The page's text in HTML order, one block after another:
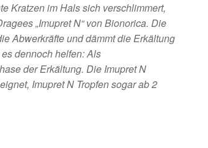
Kratzen im Hals sich verschlimmert,
„Imupret N“ von Bionorica. Die
Abwerkräfte und dämmt die Erkältung
dennoch helfen: Als
der Erkältung. Die Imupret N
Imupret N Tropfen sogar ab 2